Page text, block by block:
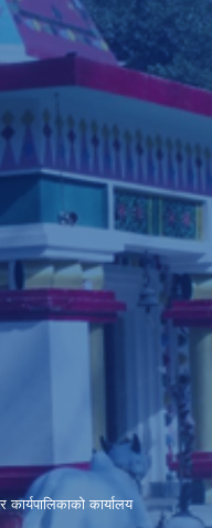
कार्यालय